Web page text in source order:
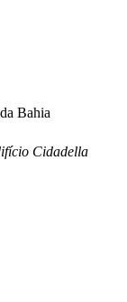
Bahia
Cidadella